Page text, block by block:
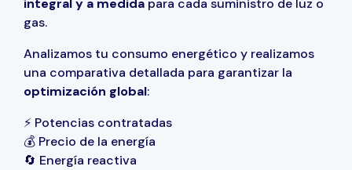
integral y a medida para cada suministro de luz o
gas.
Analizamos tu consumo energético y realizamos
una comparativa detallada para garantizar la
optimización global:
⚡ Potencias contratadas
💰 Precio de la energía
🔄 Energía reactiva